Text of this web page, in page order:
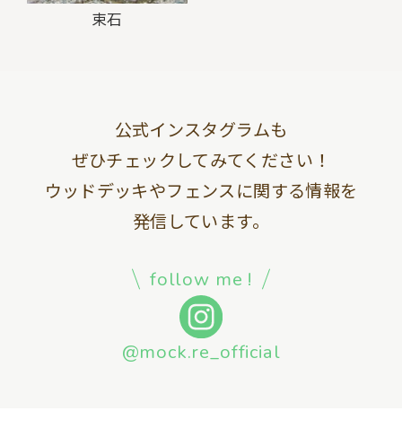
束石
公式インスタグラムも
ぜひチェックしてみてください！
ウッドデッキやフェンスに関する情報を
発信しています。
follow me !
@mock.re_official